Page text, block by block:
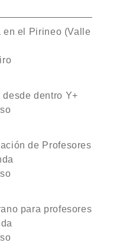
en el Pirineo (Valle
dentro Y+
de Profesores
para profesores